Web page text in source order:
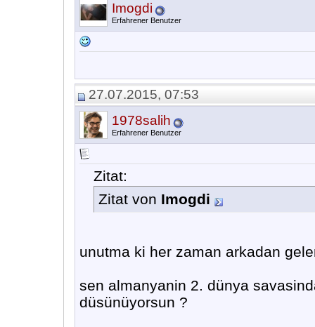
Imogdi
Erfahrener Benutzer
27.07.2015, 07:53
1978salih
Erfahrener Benutzer
Zitat:
Zitat von Imogdi
unutma ki her zaman arkadan
sen almanyanin 2. dünya
düsünüyorsun ?